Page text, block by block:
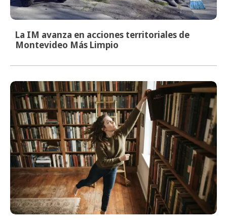
La IM avanza en acciones territoriales de
Montevideo Más Limpio